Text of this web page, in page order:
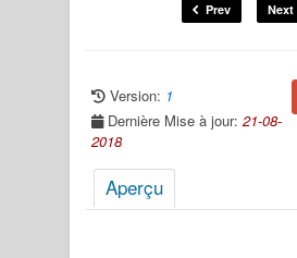
Prev Next
Version: 1
Dernière Mise à jour: 21-08-
2018
Aperçu